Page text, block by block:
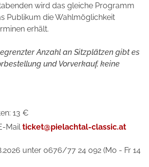
wird das gleiche Programm
Publikum die Wahlmöglichkeit
erhält.
Anzahl an Sitzplätzen gibt es
und Vorverkauf, keine
13 €
Mail ticket@pielachtal-classic.at
unter 0676/77 24 092 (Mo - Fr 14